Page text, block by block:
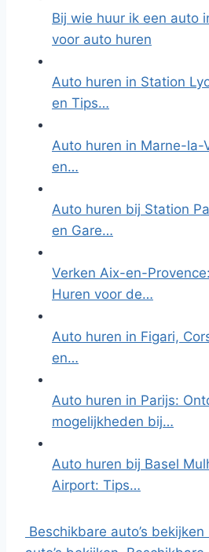
Bij wie huur ik een auto
voor auto huren
Auto huren in Station
en Tips…
Auto huren in Marne-la-
en…
Auto huren bij Station
en Gare…
Verken Aix-en-
Huren voor de…
Auto huren in Figari,
en…
Auto huren in Parijs:
mogelijkheden bij…
Auto huren bij Basel
Airport: Tips…
Beschikbare auto’s bekijken